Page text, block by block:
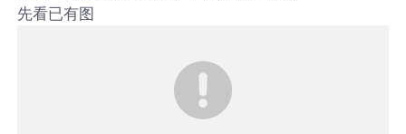
先看已有图